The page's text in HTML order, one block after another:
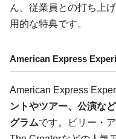
ん、従業員との打ち上
用的な特典です。
American Express
American Express
ントやツアー、公演な
グラムです。ビリー・